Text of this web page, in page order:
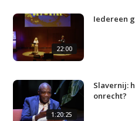
22:00
Iedereen
1:20:25
Slavernij:
onrecht?